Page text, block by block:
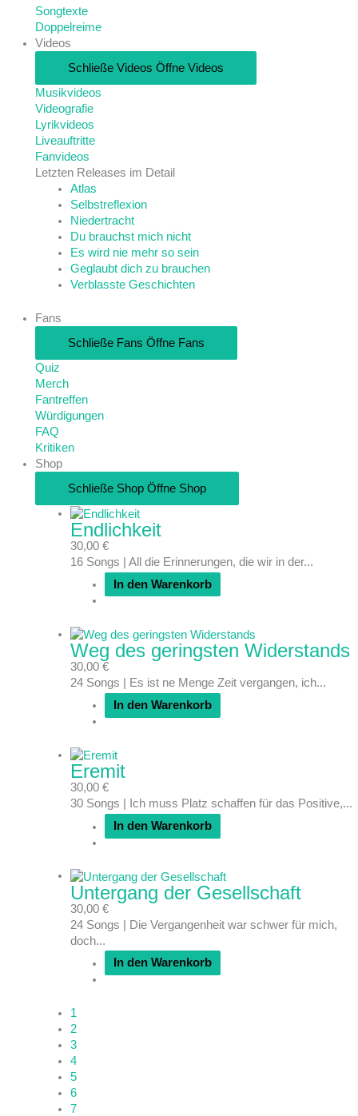
Songtexte
Doppelreime
Videos
Schließe Videos Öffne Videos
Musikvideos
Videografie
Lyrikvideos
Liveauftritte
Fanvideos
Letzten Releases im Detail
Atlas
Selbstreflexion
Niedertracht
Du brauchst mich nicht
Es wird nie mehr so sein
Geglaubt dich zu brauchen
Verblasste Geschichten
Fans
Schließe Fans Öffne Fans
Quiz
Merch
Fantreffen
Würdigungen
FAQ
Kritiken
Shop
Schließe Shop Öffne Shop
Endlichkeit
30,00 €
16 Songs | All die Erinnerungen, die wir in der...
In den Warenkorb
Weg des geringsten Widerstands
30,00 €
24 Songs | Es ist ne Menge Zeit vergangen, ich...
In den Warenkorb
Eremit
30,00 €
30 Songs | Ich muss Platz schaffen für das Positive,...
In den Warenkorb
Untergang der Gesellschaft
30,00 €
24 Songs | Die Vergangenheit war schwer für mich,
doch...
In den Warenkorb
1
2
3
4
5
6
7